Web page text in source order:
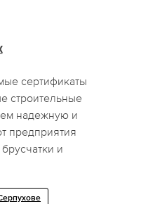
сертификаты
строительные
надежную и
предприятия
и